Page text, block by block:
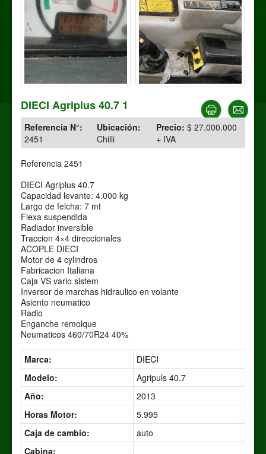
DIECI Agriplus 40.7 1
Referencia N°:
2451
Ubicación:
Chilli
Precio: $ 27.000.000
+ IVA
Referencia 2451
DIECI Agriplus 40.7
Capacidad levante: 4.000 kg
Largo de felcha: 7 mt
Flexa suspendida
Radiador inversible
Traccion 4×4 direccionales
ACOPLE DIECI
Motor de 4 cylindros
Fabricacion Italiana
Caja VS vario sistem
Inversor de marchas hidraulico en volante
Asiento neumatico
Radio
Enganche remolque
Neumaticos 460/70R24 40%
Marca:
DIECI
Modelo:
Agripuls 40.7
Año:
2013
Horas Motor:
5.995
Caja de cambio:
auto
Cabina: